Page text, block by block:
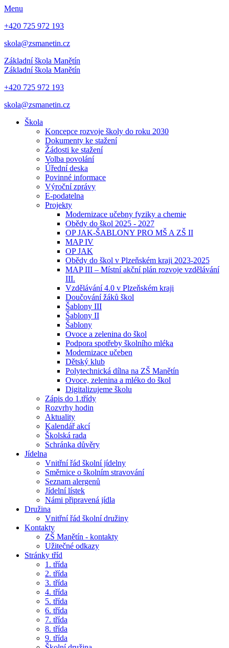
Menu
+420 725 972 193
skola@zsmanetin.cz
Základní škola Manětín
Základní škola Manětín
+420 725 972 193
skola@zsmanetin.cz
Škola
Koncepce rozvoje školy do roku 2030
Dokumenty ke stažení
Žádosti ke stažení
Volba povolání
Úřední deska
Povinné informace
Výroční zprávy
E-podatelna
Projekty
Modernizace učebny fyziky a chemie
Obědy do škol 2025 - 2027
OP JAK-ŠABLONY PRO MŠ A ZŠ II
MAP IV
OP JAK
Obědy do škol v Plzeňském kraji 2023-2025
MAP III – Místní akční plán rozvoje vzdělávání
III.
Vzdělávání 4.0 v Plzeňském kraji
Doučování žáků škol
Šablony III
Šablony II
Šablony
Ovoce a zelenina do škol
Podpora spotřeby školního mléka
Modernizace učeben
Dětský klub
Polytechnická dílna na ZŠ Manětín
Ovoce, zelenina a mléko do škol
Digitalizujeme školu
Zápis do 1.třídy
Rozvrhy hodin
Aktuality
Kalendář akcí
Školská rada
Schránka důvěry
Jídelna
Vnitřní řád školní jídelny
Směrnice o školním stravování
Seznam alergenů
Jídelní lístek
Námi připravená jídla
Družina
Vnitřní řád školní družiny
Kontakty
ZŠ Manětín - kontakty
Užitečné odkazy
Stránky tříd
1. třída
2. třída
3. třída
4. třída
5. třída
6. třída
7. třída
8. třída
9. třída